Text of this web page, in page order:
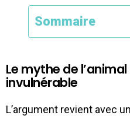
Sommaire
Le mythe de
invulnérable
L’argument revient avec